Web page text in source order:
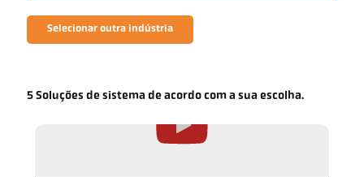
Selecionar outra indústria
5 Soluções de sistema de acordo com a sua escolha.